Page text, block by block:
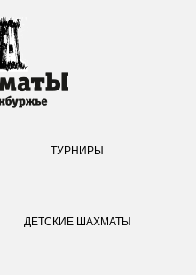
ТУРНИРЫ
ДЕТСКИЕ ШАХМАТЫ